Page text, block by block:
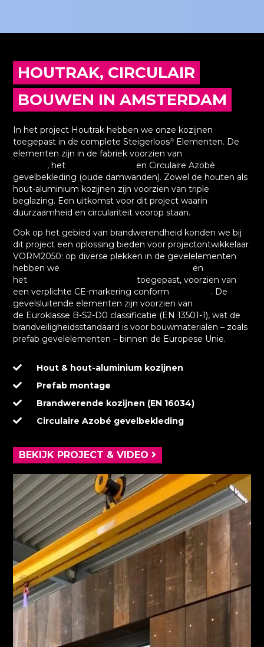
HOUTRAK, CIRCULAIR
BOUWEN IN AMSTERDAM
In het project Houtrak hebben we onze kozijnen
toegepast in de complete Steigerloos® Elementen. De
elementen zijn in de fabriek voorzien van
, het
en Circulaire Azobé
gevelbekleding (oude damwanden). Zowel de houten als
hout-aluminium kozijnen zijn voorzien van triple
beglazing. Een uitkomst voor dit project waarin
duurzaamheid en circulariteit voorop staan.
Ook op het gebied van brandwerendheid konden we bij
dit project een oplossing bieden voor projectontwikkelaar
VORM2050: op diverse plekken in de gevelelementen
hebben we
en
het
toegepast, voorzien van
een verplichte CE-markering conform
. De
gevelsluitende elementen zijn voorzien van
de Euroklasse B-S2-D0 classificatie (EN 13501-1), wat de
brandveiligheidsstandaard is voor bouwmaterialen – zoals
prefab gevelelementen – binnen de Europese Unie.
Hout & hout-aluminium kozijnen
Prefab montage
Brandwerende kozijnen (EN 16034)
Circulaire Azobé gevelbekleding
BEKIJK PROJECT & VIDEO